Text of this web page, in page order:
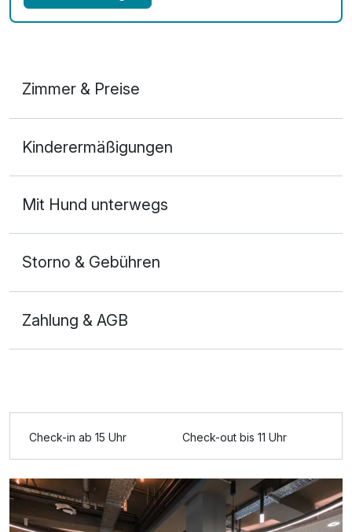
Zimmer & Preise
2 Erwachsene und 1 Kind
Für 3 Tage p.P. ab163,00 €
Kinderermäßigungen
Mit Hund unterwegs
Storno & Gebühren
Zahlung & AGB
Check-in ab 15 Uhr Check-out bis 11 Uhr